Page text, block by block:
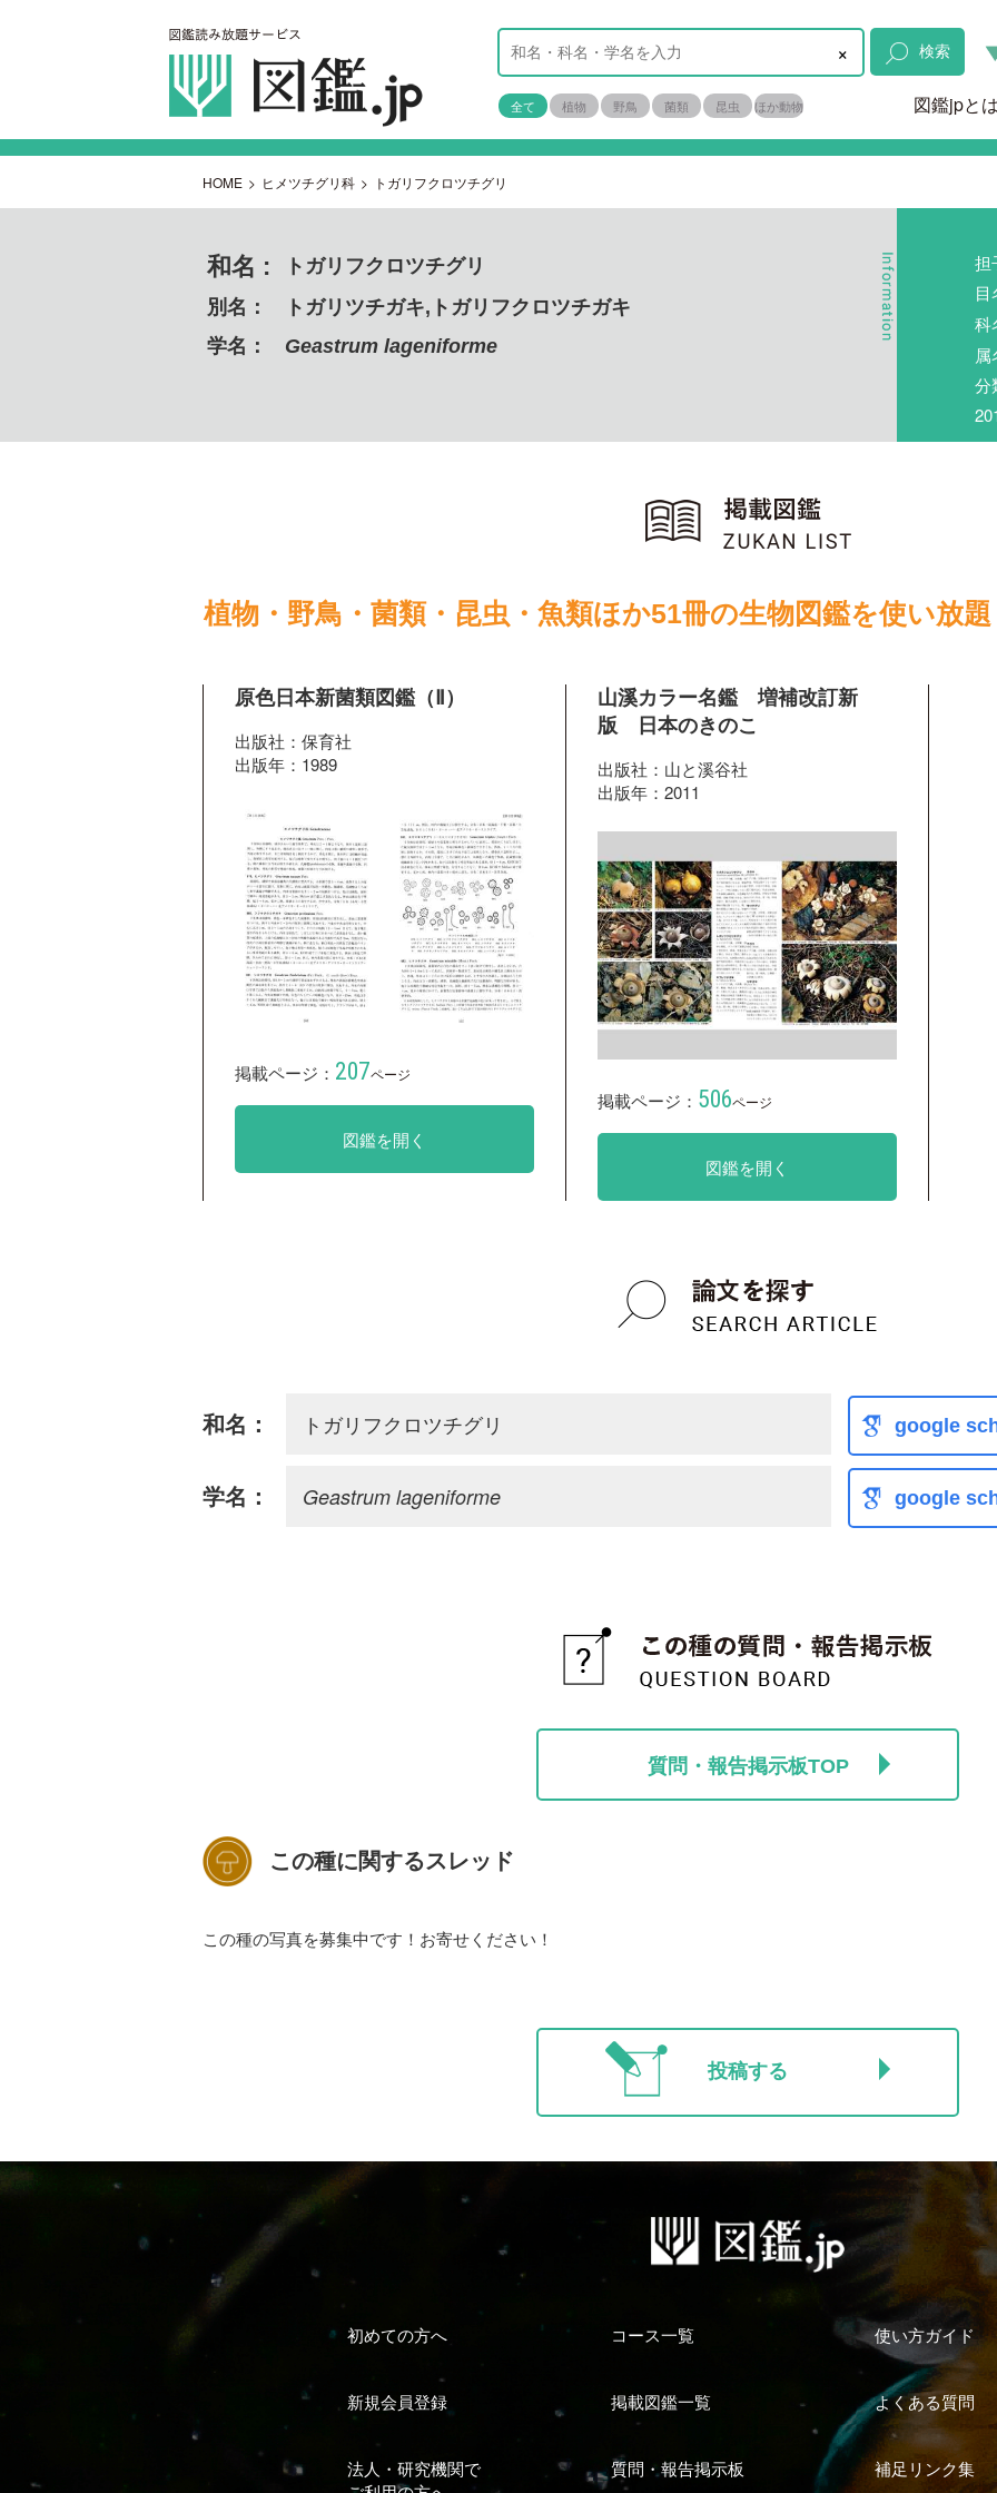
× 検索
全て 植物 野鳥 菌類 昆虫 ほか動物 図鑑jpと
HOME > ヒメツチグリ科 > トガリフクロツチグリ
和名 :
トガリフクロツチグリ
別名：
トガリツチガキ,トガリフクロツチガキ
学名：
Geastrum lageniforme
担
科
分
植物・野鳥・菌類・昆虫・魚類ほか51冊の生物図鑑を使い放題
原色日本新菌類図鑑（Ⅱ）
出版社：保育社
出版年：1989
掲載ページ： 207ページ
図鑑を開く
山溪カラー名鑑 増補改訂新
版 日本のきのこ
出版社：山と溪谷社
出版年：2011
掲載ページ： 506ページ
図鑑を開く
和名： トガリフクロツチグリ google
学名： Geastrum lageniforme google
質問・報告掲示板TOP
この種に関するスレッド
この種の写真を募集中です！お寄せください！
投稿する
初めての方へ コース一覧 使い方ガイド
新規会員登録 掲載図鑑一覧 よくある質問
法人・研究機関で
質問・報告掲示板 補足リンク集